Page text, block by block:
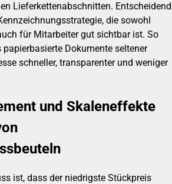
Lieferkettenabschnitten. Entscheidend
die sowohl
für Mitarbeiter gut sichtbar ist. So
papierbasierte Dokumente seltener
schneller, transparenter und weniger
und Skaleneffekte
ist, dass der niedrigste Stückpreis